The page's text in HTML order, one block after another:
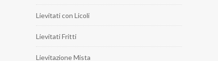
Lievitati con Licoli
Lievitati Fritti
Lievitazione Mista